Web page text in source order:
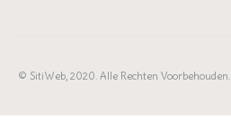
© SitiWeb, 2020. Alle Rechten Voorbehouden.